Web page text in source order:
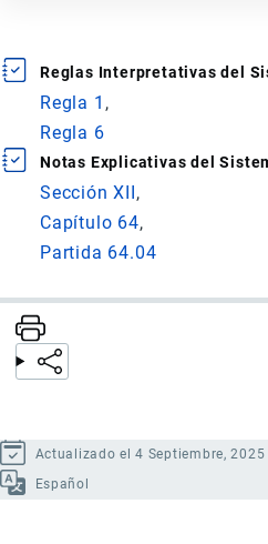
Reglas Interpretativas del
Regla 1
Regla 6
Notas Explicativas del
Sección XII
Capítulo 64
Partida 64.04
Actualizado el 4 Septiembre, 2025
Español